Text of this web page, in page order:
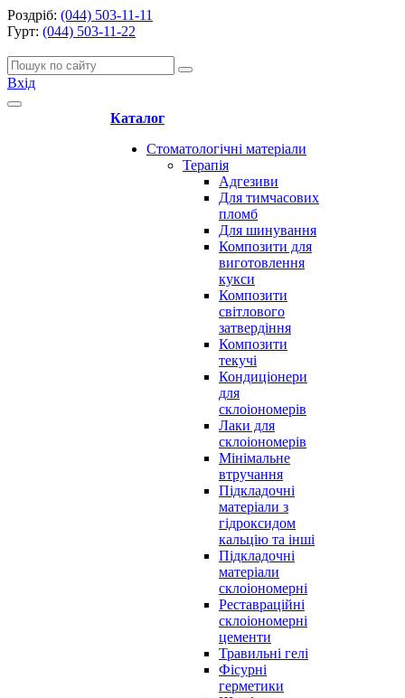
Роздріб: (044) 503-11-11
Гурт: (044) 503-11-22
Вхід
Каталог
Стоматологічні матеріали
Терапія
Адгезиви
Для тимчасових
пломб
Для шинування
Композити для
виготовлення
кукси
Композити
світлового
затвердіння
Композити
текучі
Кондиціонери
для
склоіономерів
Лаки для
склоіономерів
Мінімальне
втручання
Підкладочні
матеріали з
гідроксидом
кальцію та інші
Підкладочні
матеріали
склоіономерні
Реставраційні
склоіономерні
цементи
Травильні гелі
Фісурні
герметики